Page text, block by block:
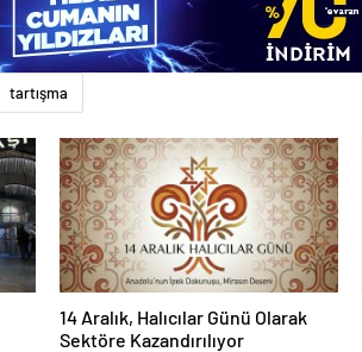
tartışma
14 Aralık, Halıcılar Günü Olarak
Sektöre Kazandırılıyor